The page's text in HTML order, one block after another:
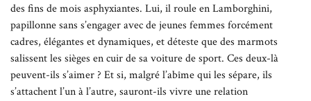
des fins de mois asphyxiantes. Lui, il roule en Lamborghini,
papillonne sans s’engager avec de jeunes femmes forcément
cadres, élégantes et dynamiques, et déteste que des marmots
salissent les sièges en cuir de sa voiture de sport. Ces deux-là
peuvent-ils s’aimer ? Et si, malgré l’abîme qui les sépare, ils
s’attachent l’un à l’autre, sauront-ils vivre une relation